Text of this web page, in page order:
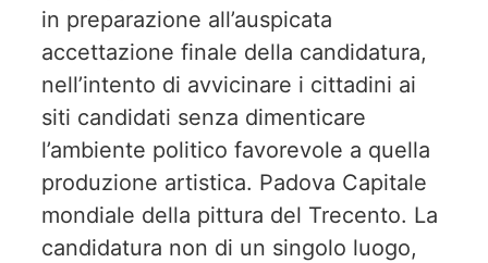
in preparazione all’auspicata
accettazione finale della candidatura,
nell’intento di avvicinare i cittadini ai
siti candidati senza dimenticare
l’ambiente politico favorevole a quella
produzione artistica. Padova Capitale
mondiale della pittura del Trecento. La
candidatura non di un singolo luogo,